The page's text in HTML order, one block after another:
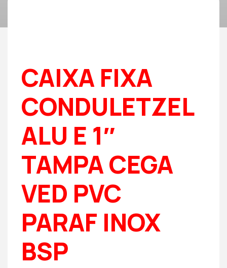
CAIXA FIXA
CONDULETZEL
ALU E 1″
TAMPA CEGA
VED PVC
PARAF INOX
BSP